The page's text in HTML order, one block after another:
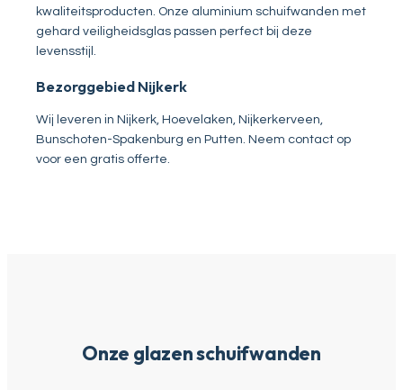
kwaliteitsproducten. Onze aluminium schuifwanden met
gehard veiligheidsglas passen perfect bij deze
levensstijl.
Bezorggebied Nijkerk
Wij leveren in Nijkerk, Hoevelaken, Nijkerkerveen,
Bunschoten-Spakenburg en Putten. Neem contact op
voor een gratis offerte.
Onze glazen schuifwanden